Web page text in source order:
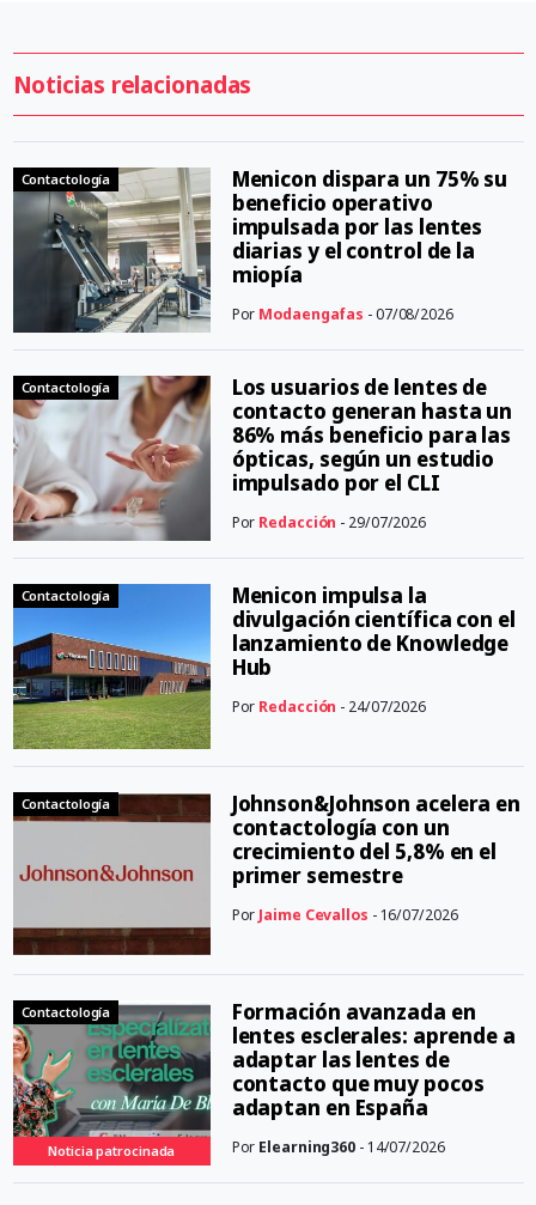
Noticias relacionadas
Contactología
Menicon dispara un 75% su
beneficio operativo
impulsada por las lentes
diarias y el control de la
miopía
Por Modaengafas - 07/08/2026
Contactología
Los usuarios de lentes de
contacto generan hasta un
86% más beneficio para las
ópticas, según un estudio
impulsado por el CLI
Por Redacción - 29/07/2026
Contactología
Menicon impulsa la
divulgación científica con el
lanzamiento de Knowledge
Hub
Por Redacción - 24/07/2026
Contactología
Johnson&Johnson acelera en
contactología con un
crecimiento del 5,8% en el
primer semestre
Por Jaime Cevallos - 16/07/2026
Contactología
Noticia patrocinada
Formación avanzada en
lentes esclerales: aprende a
adaptar las lentes de
contacto que muy pocos
adaptan en España
Por Elearning360 - 14/07/2026